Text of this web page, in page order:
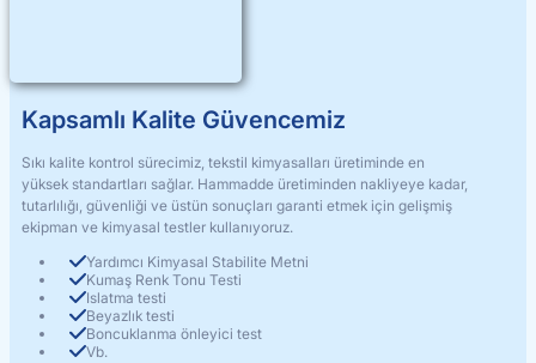
Kapsamlı Kalite Güvencemiz
Sıkı kalite kontrol sürecimiz, tekstil kimyasalları üretiminde en
yüksek standartları sağlar. Hammadde üretiminden nakliyeye kadar,
tutarlılığı, güvenliği ve üstün sonuçları garanti etmek için gelişmiş
ekipman ve kimyasal testler kullanıyoruz.
Yardımcı Kimyasal Stabilite Metni
Kumaş Renk Tonu Testi
Islatma testi
Beyazlık testi
Boncuklanma önleyici test
Vb.